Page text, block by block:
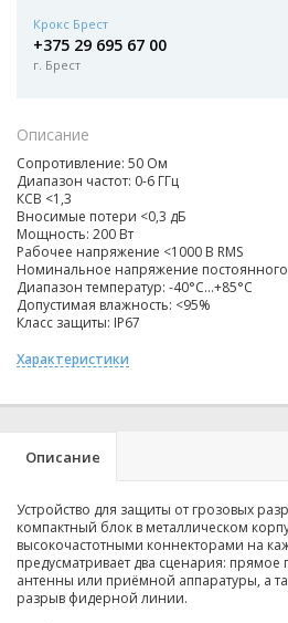
Крокс Брест
+375 29 695 67 00
г. Брест
Описание
Сопротивление: 50 Ом
Диапазон частот: 0-6 ГГц
КСВ <1,3
Вносимые потери <0,3 дБ
Мощность: 200 Вт
Рабочее напряжение <1000 В RMS
Номинальное напряжение постоянного
Диапазон температур: -40°C...+85°C
Допустимая влажность: <95%
Класс защиты: IP67
Характеристики
Описание
Устройство для защиты от грозовых
компактный блок в металлическом
высокочастотными коннекторами на
предусматривает два сценария: прямое
антенны или приёмной аппаратуры, а
разрыв фидерной линии.